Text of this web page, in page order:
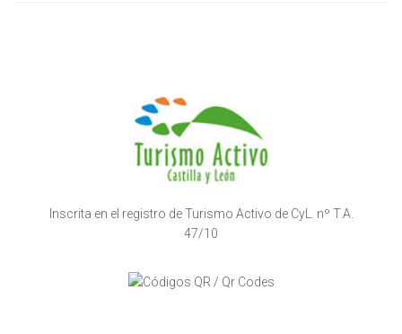
Inscrita en el registro de Turismo Activo de CyL. nº T.A.
47/10